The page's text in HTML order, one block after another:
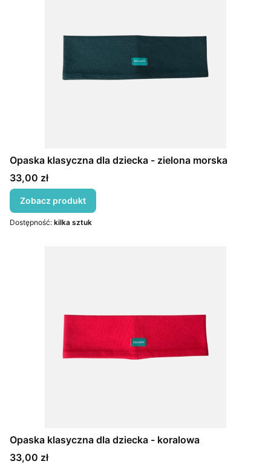
Opaska klasyczna dla dziecka - zielona morska
Cena
33,00 zł
Zobacz produkt
Dostępność: kilka sztuk
Opaska klasyczna dla dziecka - koralowa
Cena
33,00 zł